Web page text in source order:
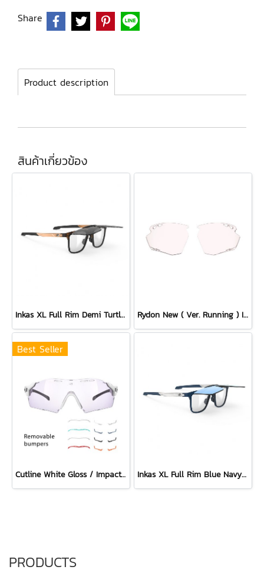
Share
Product description
สินค้าเกี่ยวข้อง
Inkas XL Full Rim Demi Turtle - Smoke Black Rydon New ( Ver. Running ) Impactx Photochromic 2 Red Lens
Best Seller
Cutline White Gloss / ImpactX Photochromic 2 Laser Purple with bumpers set Inkas XL Full Rim Blue Navy Matte - Multilaser Ice
PRODUCTS